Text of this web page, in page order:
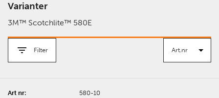
Varianter
3M™ Scotchlite™ 580E
Filter
580-10